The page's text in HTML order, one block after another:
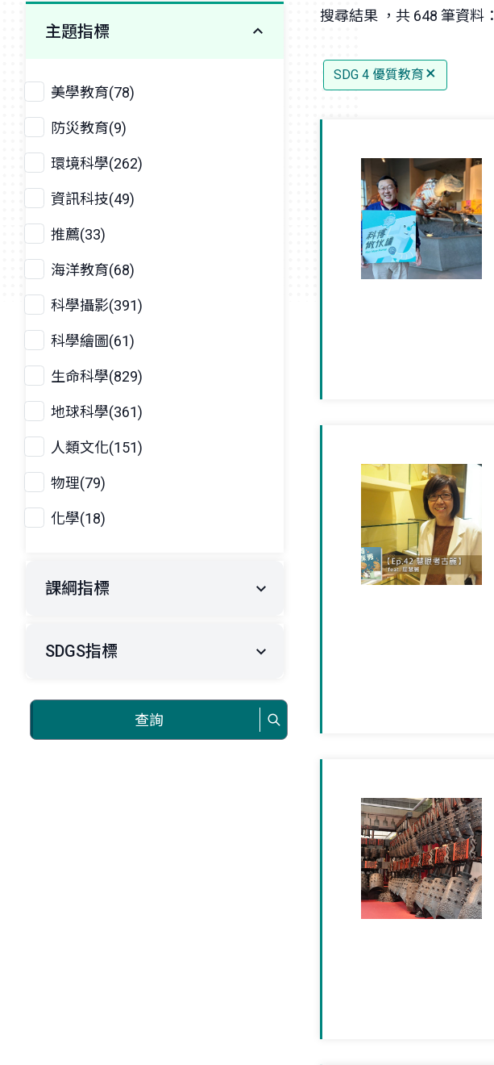
主題指標
美學教育(78)
防災教育(9)
環境科學(262)
資訊科技(49)
推薦(33)
海洋教育(68)
科學攝影(391)
科學繪圖(61)
生命科學(829)
地球科學(361)
人類文化(151)
物理(79)
化學(18)
課綱指標
SDGS指標
查詢
搜尋結果 ，共 648 筆資料：
SDG 4 優質教育